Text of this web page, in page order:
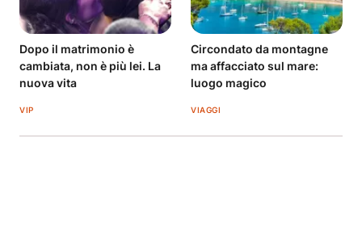
Dopo il matrimonio è
cambiata, non è più lei. La
nuova vita
VIP
Circondato da montagne
ma affacciato sul mare:
luogo magico
VIAGGI